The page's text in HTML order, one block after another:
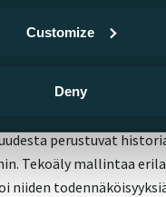
Customize
Deny
ja löytää yhteyksiä eri
perustuvat
Tekoäly mallintaa
niiden